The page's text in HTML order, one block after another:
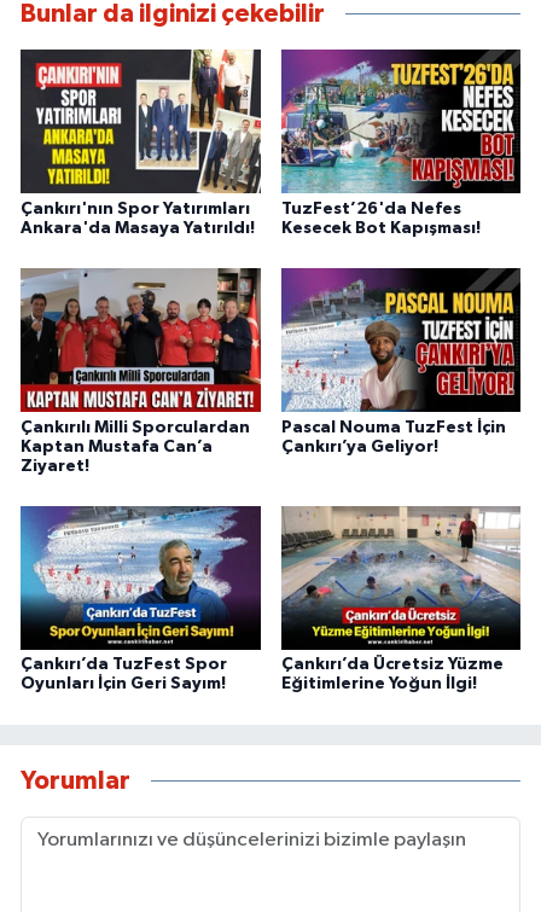
Bunlar da ilginizi çekebilir
Çankırı'nın Spor Yatırımları
Ankara'da Masaya Yatırıldı!
TuzFest’26'da Nefes
Kesecek Bot Kapışması!
Çankırılı Milli Sporculardan
Kaptan Mustafa Can’a
Ziyaret!
Pascal Nouma TuzFest İçin
Çankırı’ya Geliyor!
Çankırı’da TuzFest Spor
Oyunları İçin Geri Sayım!
Çankırı’da Ücretsiz Yüzme
Eğitimlerine Yoğun İlgi!
Yorumlar